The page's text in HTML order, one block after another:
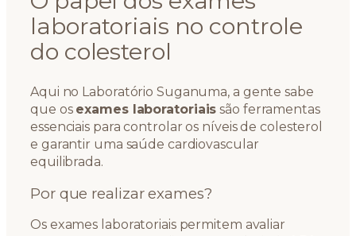
laboratoriais no controle
do colesterol
Aqui no Laboratório Suganuma, a gente sabe
que os exames laboratoriais são ferramentas
essenciais para controlar os níveis de colesterol
e garantir uma saúde cardiovascular
equilibrada.
Por que realizar exames?
Os exames laboratoriais permitem avaliar